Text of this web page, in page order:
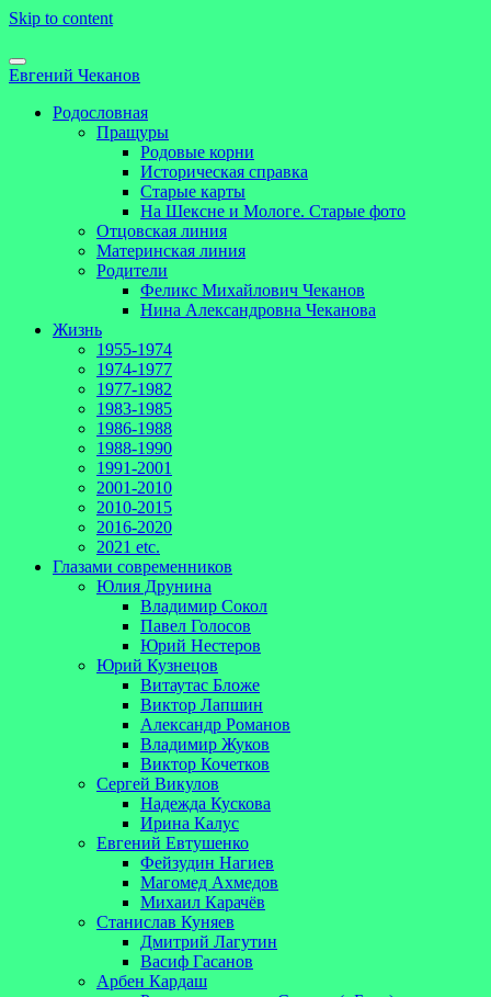
Skip to content
Евгений Чеканов
Родословная
Пращуры
Родовые корни
Историческая справка
Старые карты
На Шексне и Мологе. Старые фото
Отцовская линия
Материнская линия
Родители
Феликс Михайлович Чеканов
Нина Александровна Чеканова
Жизнь
1955-1974
1974-1977
1977-1982
1983-1985
1986-1988
1988-1990
1991-2001
2001-2010
2010-2015
2016-2020
2021 etc.
Глазами современников
Юлия Друнина
Владимир Сокол
Павел Голосов
Юрий Нестеров
Юрий Кузнецов
Витаутас Бложе
Виктор Лапшин
Александр Романов
Владимир Жуков
Виктор Кочетков
Сергей Викулов
Надежда Кускова
Ирина Калус
Евгений Евтушенко
Фейзудин Нагиев
Магомед Ахмедов
Михаил Карачёв
Станислав Куняев
Дмитрий Лагутин
Васиф Гасанов
Арбен Кардаш